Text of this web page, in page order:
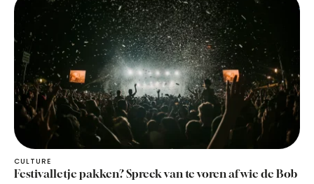
CULTURE
Festivalletje pakken? Spreek van te voren af wie de Bob